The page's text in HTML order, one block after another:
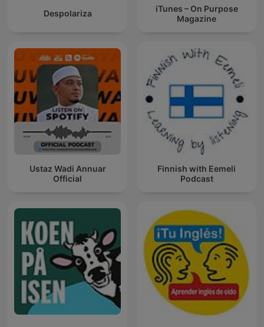
Despolariza
iTunes – On Purpose
Magazine
Ustaz Wadi Annuar
Official
Finnish with Eemeli
Podcast